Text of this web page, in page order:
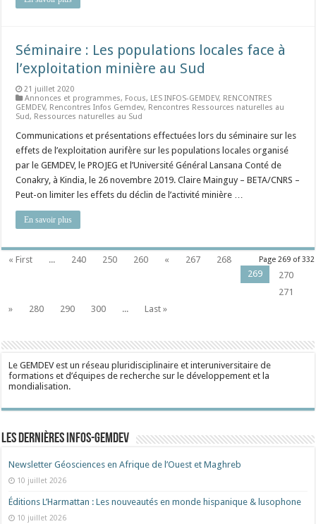
Séminaire : Les populations locales face à
l’exploitation minière au Sud
21 juillet 2020
Annonces et programmes, Focus, LES INFOS-GEMDEV, RENCONTRES
GEMDEV, Rencontres Infos Gemdev, Rencontres Ressources naturelles au
Sud, Ressources naturelles au Sud
Communications et présentations effectuées lors du séminaire sur les
effets de l’exploitation aurifère sur les populations locales organisé
par le GEMDEV, le PROJEG et l’Université Général Lansana Conté de
Conakry, à Kindia, le 26 novembre 2019. Claire Mainguy – BETA/CNRS –
Peut-on limiter les effets du déclin de l’activité minière …
En savoir plus
Page 269 of 332
« First ... 240 250 260 « 267
268
269
270
271
»
280 290 300 ... Last »
Le GEMDEV est un réseau pluridisciplinaire et interuniversitaire de
formations et d’équipes de recherche sur le développement et la
mondialisation.
Les dernières Infos-Gemdev
Newsletter Géosciences en Afrique de l’Ouest et Maghreb
10 juillet 2026
Éditions L’Harmattan : Les nouveautés en monde hispanique & lusophone
10 juillet 2026